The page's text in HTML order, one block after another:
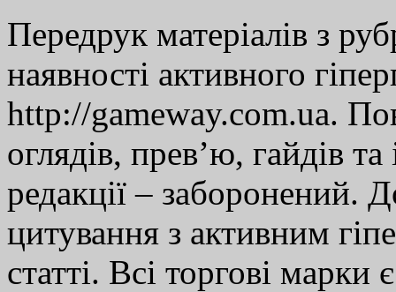
Передрук матеріалів з
наявності активного
http://gameway.com.ua.
оглядів, прев’ю, гайдів
редакції – заборонений.
цитування з активним
статті. Всі торгові марки